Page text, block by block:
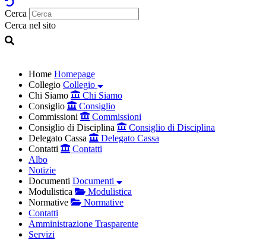
Cerca
Cerca nel sito
Home Homepage
Collegio Collegio
Chi Siamo
Chi Siamo
Consiglio
Consiglio
Commissioni
Commissioni
Consiglio di Disciplina
Consiglio di Disciplina
Delegato Cassa
Delegato Cassa
Contatti
Contatti
Albo
Notizie
Documenti Documenti
Modulistica
Modulistica
Normative
Normative
Contatti
Amministrazione Trasparente
Servizi